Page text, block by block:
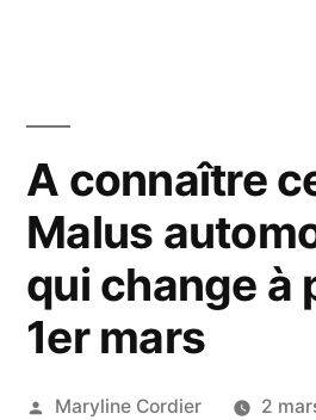
A connaître
Malus
qui change à
1er mars
Publié
Maryline Cordier 2